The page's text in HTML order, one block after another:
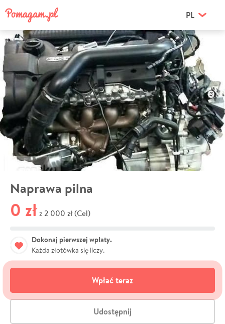
PL
Naprawa pilna
0 zł z 2 000 zł (Cel)
Dokonaj pierwszej wpłaty.
Każda złotówka się liczy.
Wpłać teraz
Udostępnij